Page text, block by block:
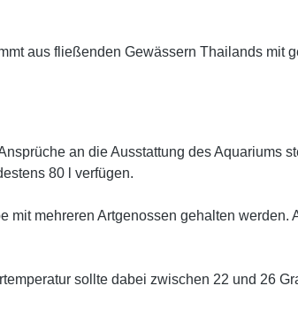
aus fließenden Gewässern Thailands mit
an die Ausstattung des Aquariums
80 l verfügen.
mehreren Artgenossen gehalten
sollte dabei zwischen 22 und 26